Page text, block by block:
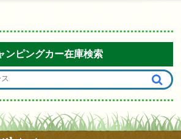
ンピングカー在庫検索